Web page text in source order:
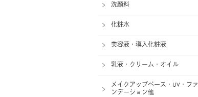
洗顔料
化粧水
美容液・導入化粧液
乳液・クリーム・オイル
メイクアップベース・UV・ファ
ンデーション他